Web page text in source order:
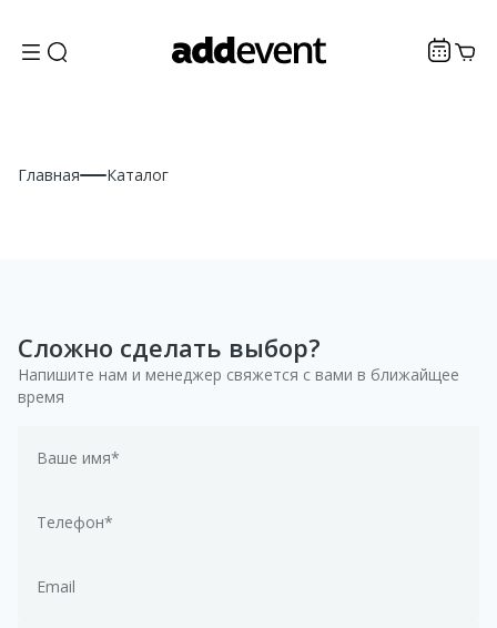
Главная Каталог
Сложно сделать выбор?
Напишите нам и менеджер свяжется с вами в ближайщее
время
Ваше имя*
Телефон*
Email